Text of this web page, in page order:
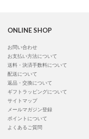
ONLINE SHOP
お問い合わせ
お支払い方法について
送料・決済手数料について
配送について
返品・交換について
ギフトラッピングについて
サイトマップ
メールマガジン登録
ポイントについて
よくあるご質問